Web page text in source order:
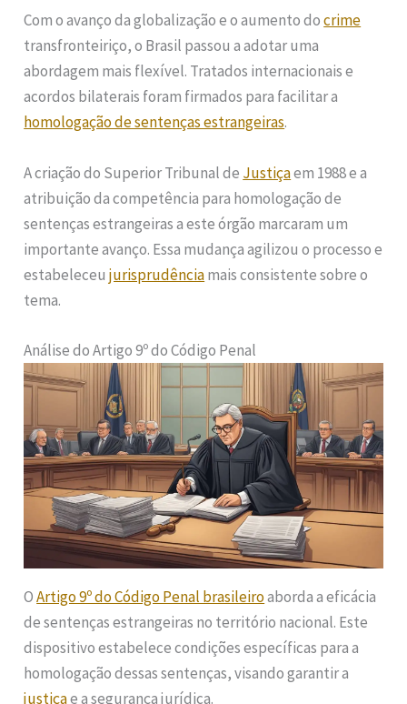
Com o avanço da globalização e o aumento docrime
transfronteiriço, o Brasil passou a adotar uma
abordagem mais flexível. Tratados internacionais e
acordos bilaterais foram firmados para facilitar a
homologação de sentenças estrangeiras.
A criação do Superior Tribunal de Justiçaem 1988 e a
atribuição da competência para homologação de
sentenças estrangeiras a este órgão marcaram um
importante avanço. Essa mudança agilizou o processo e
estabeleceujurisprudênciamais consistente sobre o
tema.
Análise do Artigo 9º do Código Penal
OArtigo 9º do Código Penal brasileiroaborda a eficácia
de sentenças estrangeiras no território nacional. Este
dispositivo estabelece condições específicas para a
homologação dessas sentenças, visando garantir a
justiçae a segurança jurídica.